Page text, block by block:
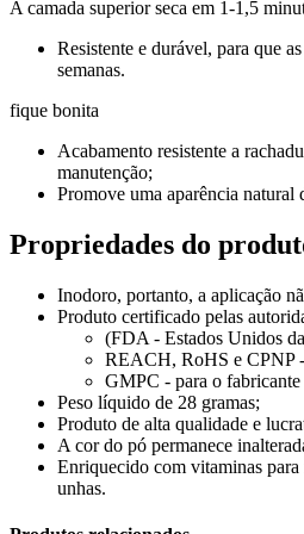
A camada superior seca em 1-1,5
Resistente e durável, para que
semanas.
fique bonita
Acabamento resistente a
manutenção;
Promove uma aparência natural
Propriedades do
Inodoro, portanto, a aplicação
Produto certificado pelas
(FDA - Estados Unidos
REACH, RoHS e CPNP
GMPC - para o
Peso líquido de 28 gramas;
Produto de alta qualidade e
A cor do pó permanece
Enriquecido com vitaminas
unhas.